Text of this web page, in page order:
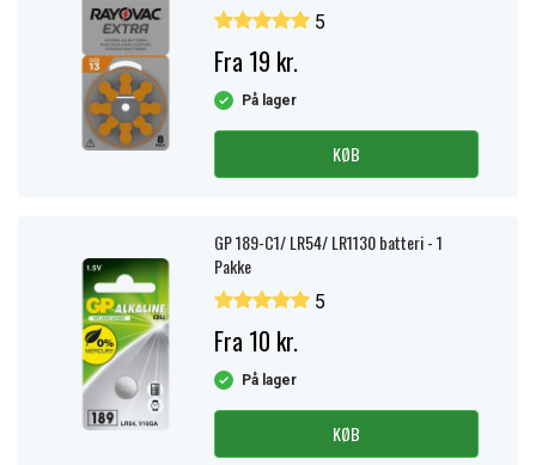
5
Fra 19 kr.
På lager
KØB
GP 189-C1/ LR54/ LR1130 batteri - 1
Pakke
5
Fra 10 kr.
På lager
KØB